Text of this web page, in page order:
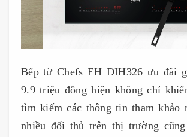
Bếp từ Chefs EH DIH326 ưu đãi
9.9 triệu đồng hiện không chỉ
tìm kiếm các thông tin tham khảo
nhiều đối thủ trên thị trường